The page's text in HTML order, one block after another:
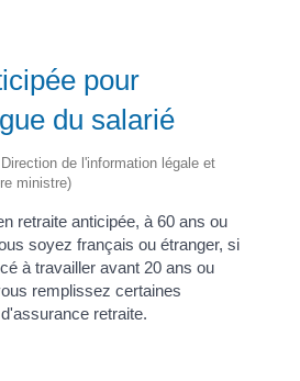
pour
du salarié
de l'information légale et
ministre)
retraite anticipée, à 60 ans ou
soyez français ou étranger, si
à travailler avant 20 ans ou
remplissez certaines
retraite.